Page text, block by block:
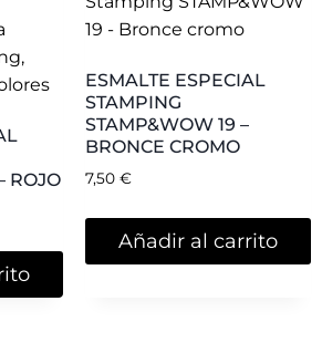
ROJO
ESMALTE ESPECIAL
STAMPING
STAMP&WOW 19 –
BRONCE CROMO
7,50 €
Añadir al carrito